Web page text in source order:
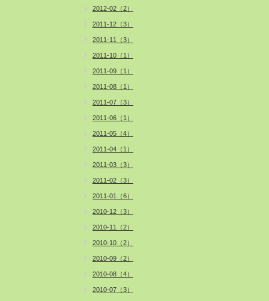
2012-02（2）
2011-12（3）
2011-11（3）
2011-10（1）
2011-09（1）
2011-08（1）
2011-07（3）
2011-06（1）
2011-05（4）
2011-04（1）
2011-03（3）
2011-02（3）
2011-01（6）
2010-12（3）
2010-11（2）
2010-10（2）
2010-09（2）
2010-08（4）
2010-07（3）